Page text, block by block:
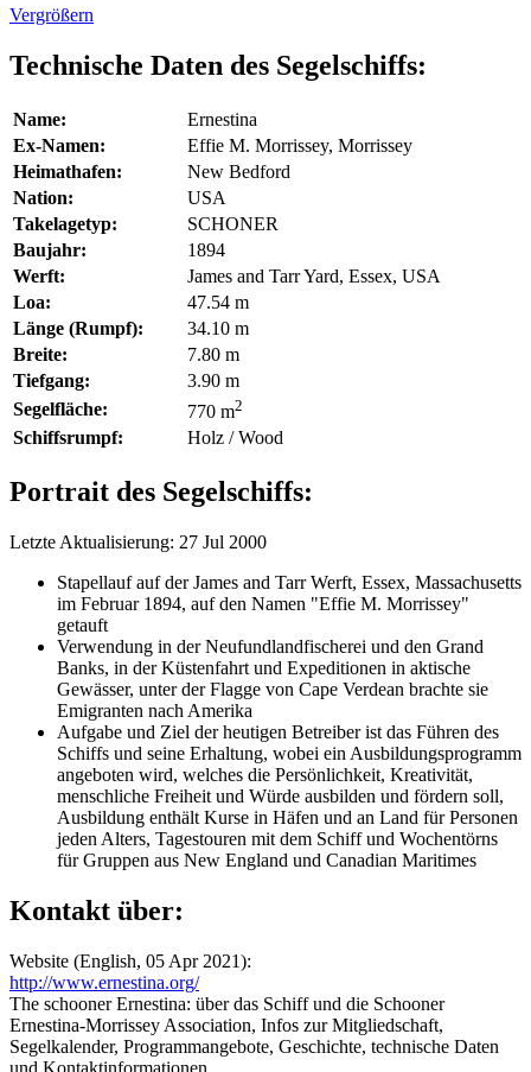
Vergrößern
Technische Daten des Segelschiffs:
Name:
Ernestina
Ex-Namen:
Effie M. Morrissey, Morrissey
Heimathafen:
New Bedford
Nation:
USA
Takelagetyp:
SCHONER
Baujahr:
1894
Werft:
James and Tarr Yard, Essex, USA
Loa:
47.54 m
Länge (Rumpf):
34.10 m
Breite:
7.80 m
Tiefgang:
3.90 m
Segelfläche:
770 m2
Schiffsrumpf: Holz / Wood
Portrait des Segelschiffs:
Letzte Aktualisierung: 27 Jul 2000
Stapellauf auf der James and Tarr Werft, Essex, Massachusetts
im Februar 1894, auf den Namen "Effie M. Morrissey"
getauft
Verwendung in der Neufundlandfischerei und den Grand
Banks, in der Küstenfahrt und Expeditionen in aktische
Gewässer, unter der Flagge von Cape Verdean brachte sie
Emigranten nach Amerika
Aufgabe und Ziel der heutigen Betreiber ist das Führen des
Schiffs und seine Erhaltung, wobei ein Ausbildungsprogramm
angeboten wird, welches die Persönlichkeit, Kreativität,
menschliche Freiheit und Würde ausbilden und fördern soll,
Ausbildung enthält Kurse in Häfen und an Land für Personen
jeden Alters, Tagestouren mit dem Schiff und Wochentörns
für Gruppen aus New England und Canadian Maritimes
Kontakt über:
Website (English, 05 Apr 2021):
http://www.ernestina.org/
The schooner Ernestina: über das Schiff und die Schooner
Ernestina-Morrissey Association, Infos zur Mitgliedschaft,
Segelkalender, Programmangebote, Geschichte, technische Daten
und Kontaktinformationen